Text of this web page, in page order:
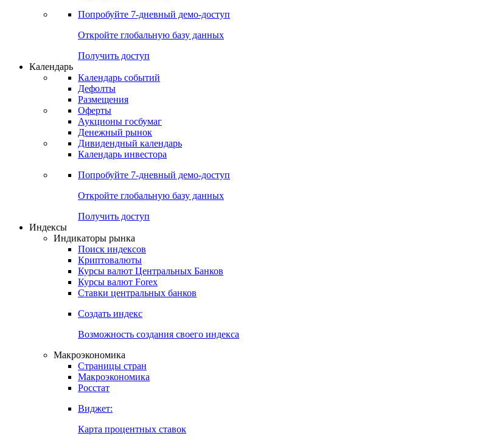
Попробуйте 7-дневный демо-доступ
Откройте глобальную базу данных
Получить доступ
Календарь
Календарь событий
Дефолты
Размещения
Оферты
Аукционы госбумаг
Денежный рынок
Дивидендный календарь
Календарь инвестора
Попробуйте 7-дневный демо-доступ
Откройте глобальную базу данных
Получить доступ
Индексы
Индикаторы рынка
Поиск индексов
Криптовалюты
Курсы валют Центральных Банков
Курсы валют Forex
Ставки центральных банков
Создать индекс
Возможность создания своего индекса
Макроэкономика
Страницы стран
Макроэкономика
Росстат
Виджет:
Карта процентных ставок